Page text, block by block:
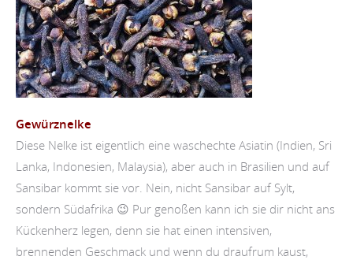
Gewürznelke
Diese Nelke ist eigentlich eine waschechte Asiatin (Indien, Sri
Lanka, Indonesien, Malaysia), aber auch in Brasilien und auf
Sansibar kommt sie vor. Nein, nicht Sansibar auf Sylt,
sondern Südafrika 😉 Pur genoßen kann ich sie dir nicht ans
Kückenherz legen, denn sie hat einen intensiven,
brennenden Geschmack und wenn du draufrum kaust,